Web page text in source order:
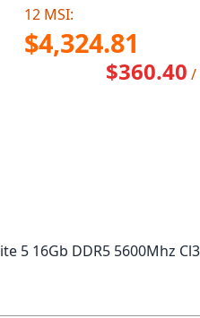
12 MSI:
$4,324.81
$360.40 /
5 16Gb DDR5 5600Mhz